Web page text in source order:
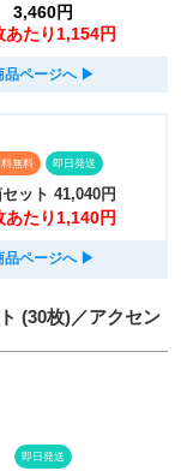
3,460円
あたり1,154円
品ページへ ▶︎
無料 即日発送
ット 41,040円
あたり1,140円
品ページへ ▶︎
(30枚)／アクセン
即日発送